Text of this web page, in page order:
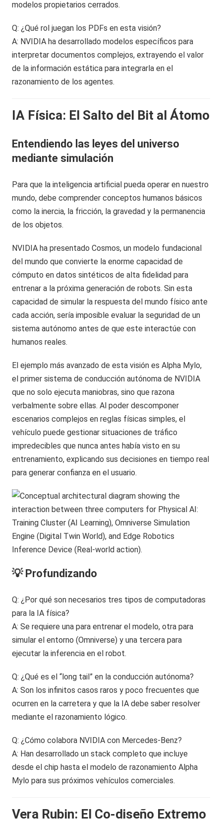
modelos propietarios cerrados.
Q: ¿Qué rol juegan los PDFs en esta visión?
A: NVIDIA ha desarrollado modelos específicos para
interpretar documentos complejos, extrayendo el valor
de la información estática para integrarla en el
razonamiento de los agentes.
IA Física: El Salto del Bit al Átomo
Entendiendo las leyes del universo
mediante simulación
Para que la inteligencia artificial pueda operar en nuestro
mundo, debe comprender conceptos humanos básicos
como la inercia, la fricción, la gravedad y la permanencia
de los objetos.
NVIDIA ha presentado Cosmos, un modelo fundacional
del mundo que convierte la enorme capacidad de
cómputo en datos sintéticos de alta fidelidad para
entrenar a la próxima generación de robots. Sin esta
capacidad de simular la respuesta del mundo físico ante
cada acción, sería imposible evaluar la seguridad de un
sistema autónomo antes de que este interactúe con
humanos reales.
El ejemplo más avanzado de esta visión es Alpha Mylo,
el primer sistema de conducción autónoma de NVIDIA
que no solo ejecuta maniobras, sino que razona
verbalmente sobre ellas. Al poder descomponer
escenarios complejos en reglas físicas simples, el
vehículo puede gestionar situaciones de tráfico
impredecibles que nunca antes había visto en su
entrenamiento, explicando sus decisiones en tiempo real
para generar confianza en el usuario.
💡 Profundizando
Q: ¿Por qué son necesarios tres tipos de computadoras
para la IA física?
A: Se requiere una para entrenar el modelo, otra para
simular el entorno (Omniverse) y una tercera para
ejecutar la inferencia en el robot.
Q: ¿Qué es el “long tail” en la conducción autónoma?
A: Son los infinitos casos raros y poco frecuentes que
ocurren en la carretera y que la IA debe saber resolver
mediante el razonamiento lógico.
Q: ¿Cómo colabora NVIDIA con Mercedes-Benz?
A: Han desarrollado un stack completo que incluye
desde el chip hasta el modelo de razonamiento Alpha
Mylo para sus próximos vehículos comerciales.
Vera Rubin: El Co-diseño Extremo